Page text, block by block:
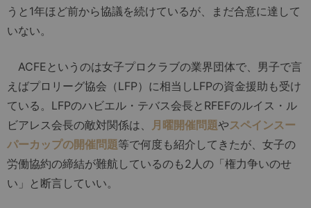
うと1年ほど前から協議を続けているが、まだ合意に達して
いない。
ACFEというのは女子プロクラブの業界団体で、男子で言
えばプロリーグ協会（LFP）に相当しLFPの資金援助も受け
ている。LFPのハビエル・テバス会長とRFEFのルイス・ル
ビアレス会長の敵対関係は、 月曜開催問題やスペインスー
パーカップの開催問題等で何度も紹介してきたが、女子の
労働協約の締結が難航しているのも2人の「権力争いのせ
い」と断言していい。